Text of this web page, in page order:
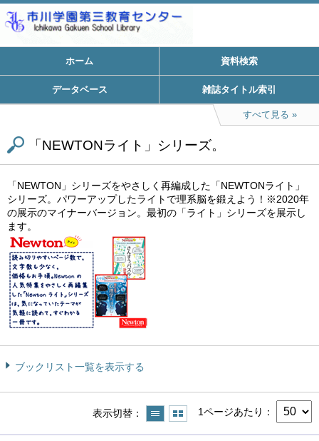
ホーム 資料検索
データベース 雑誌タイトル索引
すべて見る
「NEWTONライト」シリーズ。
「NEWTON」シリーズをやさしく再編成した「NEWTONライト」
シリーズ。パワーアップしたライトで理系脳を鍛えよう！※2020年
の展示のマイナーバージョン。最初の「ライト」シリーズを展示し
ます。
ブックリスト一覧を表示する
表示切替 1ページあたり